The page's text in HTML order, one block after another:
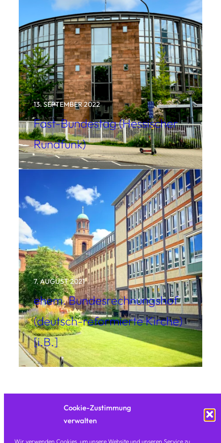
Cookie-Zustimmung
verwalten
Wir verwenden Cookies, um unsere Website und unseren Service zu
13. SEPTEMBER 2022
Fast-Bundestag (Hessischer
Rundfunk)
7. AUGUST 2021
ehem. Bundesrechnungshof
(deutsch-reformierte Kirche)
[i.B.]